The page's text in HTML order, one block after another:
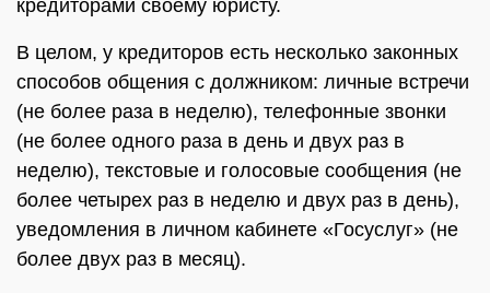
кредиторами своему юристу.
В целом, у кредиторов есть несколько законных
способов общения с должником: личные встречи
(не более раза в неделю), телефонные звонки
(не более одного раза в день и двух раз в
неделю), текстовые и голосовые сообщения (не
более четырех раз в неделю и двух раз в день),
уведомления в личном кабинете «Госуслуг» (не
более двух раз в месяц).